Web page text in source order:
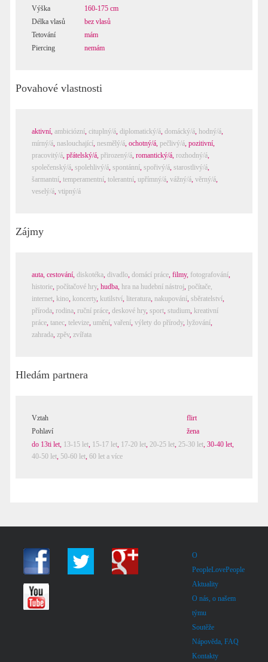
Výška
160-175 cm
Délka vlasů
bez vlasů
Tetování
mám
Piercing
nemám
Povahové vlastnosti
aktivní, ambiciózní, cituplný/á, diplomatický/á, domácký/á, hodný/á,
mírný/á, naslouchající, nesmělý/á, ochotný/á, pečlivý/á, pozitivní,
pracovitý/á, přátelský/á, přirozený/á, romantický/á, rozhodný/á,
společenský/á, spolehlivý/á, spontánní, spořivý/á, starostlivý/á,
šarmantní, temperamentní, tolerantní, upřímný/á, vážný/á, věrný/á,
veselý/á, vtipný/á
Zájmy
auta, cestování, diskotéka, divadlo, domácí práce, filmy, fotografování,
historie, počítačové hry, hudba, hra na hudební nástroj, počítače,
internet, kino, koncerty, kutilství, literatura, nakupování, sběratelství,
příroda, rodina, ruční práce, deskové hry, sport, studium, kreativní
práce, tanec, televize, umění, vaření, výlety do přírody, lyžování,
zahrada, zpěv, zvířata
Hledám partnera
Vztah
flirt
Pohlaví
žena
do 13ti let, 13-15 let, 15-17 let, 17-20 let, 20-25 let, 25-30 let, 30-40 let,
40-50 let, 50-60 let, 60 let a více
O
PeopleLovePeople
Aktuality
O nás, o našem
týmu
Soutěže
Nápověda, FAQ
Kontakty